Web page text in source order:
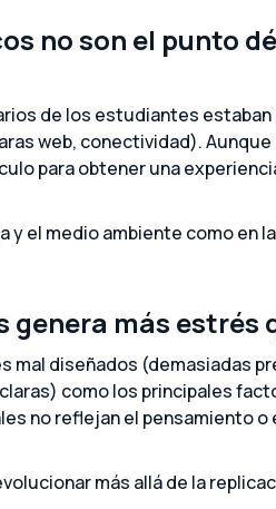
no son el punto
de los estudiantes estaban
web, conectividad). Aunque
para obtener una
el medio ambiente como en
genera más estrés
mal diseñados (demasiadas
como los principales
no reflejan el pensamiento o
más allá de la